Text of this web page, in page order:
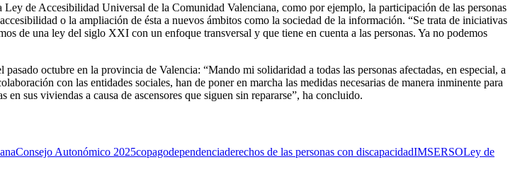
de Accesibilidad Universal de la Comunidad Valenciana, como por ejemplo, la participación de las personas
o la ampliación de ésta a nuevos ámbitos como la sociedad de la información. “Se trata de iniciativas
de una ley del siglo XXI con un enfoque transversal y que tiene en cuenta a las personas. Ya no podemos
octubre en la provincia de Valencia: “Mando mi solidaridad a todas las personas afectadas, en especial, a
con las entidades sociales, han de poner en marcha las medidas necesarias de manera inminente para
sus viviendas a causa de ascensores que siguen sin repararse”, ha concluido.
Consejo Autonómico 2025copagodependenciaderechos de las personas con discapacidadIMSERSOLey de